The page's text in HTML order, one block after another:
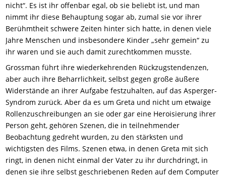
nicht“. Es ist ihr offenbar egal, ob sie beliebt ist, und man
nimmt ihr diese Behauptungsogar ab, zumal sie vor ihrer
Berühmtheit schwere Zeiten hinter sich hatte, in denen viele
Jahre Menschen und insbesondere Kinder „sehr gemein“ zu
ihr waren und sie auch damit zurechtkommen musste.
Grossman führt ihre wiederkehrenden Rückzugstendenzen,
aber auch ihre Beharrlichkeit, selbst gegen große äußere
Widerstände an ihrer Aufgabe festzuhalten, aufdasAsperger-
Syndromzurück.Aber da es um Greta und nicht um etwaige
Rollenzuschreibungen an sie oder gar eine Heroisierung ihrer
Person geht, gehören Szenen, die in teilnehmender
Beobachtung gedreht wurden, zu den stärksten und
wichtigsten des Films. Szenen etwa, in denen Greta mit sich
ringt, in denen nicht einmal der Vater zu ihr durchdringt, in
denen sie ihre selbst geschriebenen Reden auf dem Computer